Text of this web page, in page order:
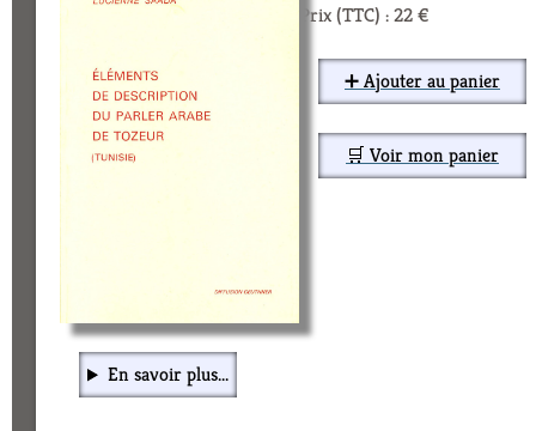
Prix (TTC) : 22 €
➕ Ajouter au panier
🛒 Voir mon panier
En savoir plus...